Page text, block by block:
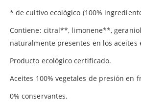
* de cultivo ecológico (100%
Contiene: citral**, limonene**,
naturalmente presentes en los aceites
Producto ecológico certificado.
Aceites 100% vegetales de presión en
0% conservantes.